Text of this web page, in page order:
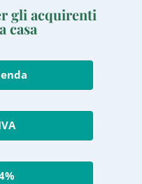
gli acquirenti
casa